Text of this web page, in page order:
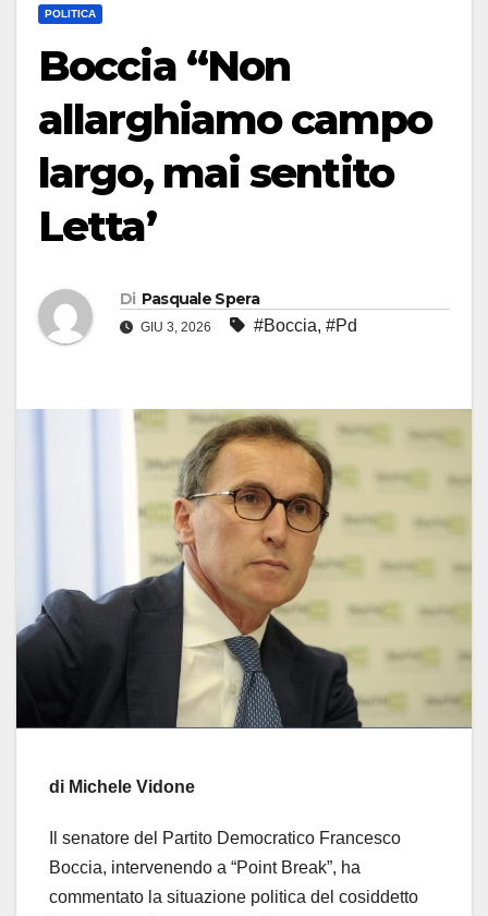
POLITICA
Boccia “Non
allarghiamo campo
largo, mai sentito
Letta’
Di Pasquale Spera
GIU 3, 2026 #Boccia, #Pd
di Michele Vidone
Il senatore del Partito Democratico Francesco
Boccia, intervenendo a “Point Break”, ha
commentato la situazione politica del cosiddetto